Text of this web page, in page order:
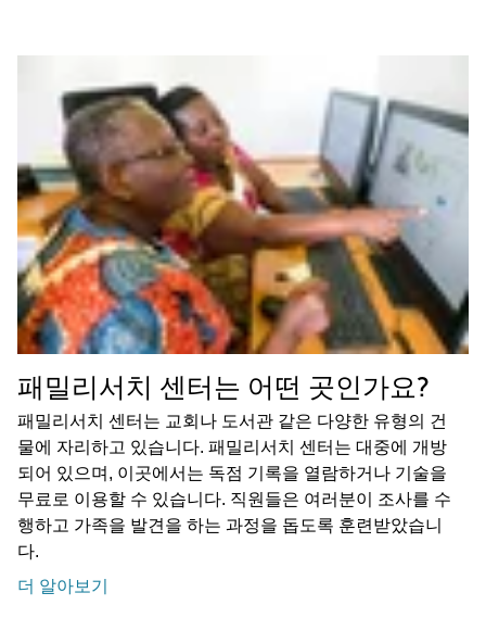
패밀리서치 센터는 어떤 곳인가요?
패밀리서치 센터는 교회나 도서관 같은 다양한 유형의 건
물에 자리하고 있습니다. 패밀리서치 센터는 대중에 개방
되어 있으며, 이곳에서는 독점 기록을 열람하거나 기술을
무료로 이용할 수 있습니다. 직원들은 여러분이 조사를 수
행하고 가족을 발견을 하는 과정을 돕도록 훈련받았습니
다.
더 알아보기